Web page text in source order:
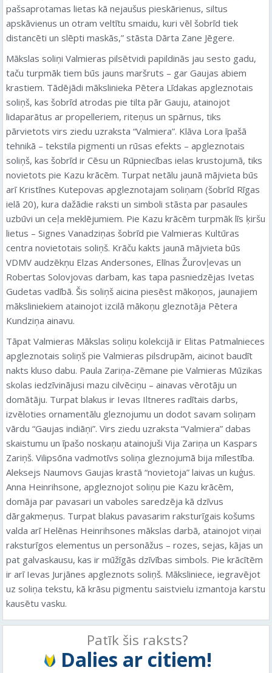
pašsaprotamas lietas kā nejaušus pieskārienus, siltus
apskāvienus un otram veltītu smaidu, kuri vēl šobrīd tiek
distancēti un slēpti maskās,” stāsta Dārta Zane Jēgere.
Mākslas soliņi Valmieras pilsētvidi papildinās jau sesto gadu,
taču turpmāk tiem būs jauns maršruts – gar Gaujas abiem
krastiem. Tādējādi mākslinieka Pētera Līdakas apgleznotais
soliņš, kas šobrīd atrodas pie tilta pār Gauju, atainojot
lidaparātus ar propelleriem, riteņus un spārnus, tiks
pārvietots virs ziedu uzraksta “Valmiera”. Klāva Lora īpašā
tehnikā – tekstila pigmenti un rūsas efekts – apgleznotais
soliņš, kas šobrīd ir Cēsu un Rūpniecības ielas krustojumā, tiks
novietots pie Kazu krācēm. Turpat netālu jaunā mājvieta būs
arī Kristīnes Kutepovas apgleznotajam soliņam (šobrīd Rīgas
ielā 20), kura dažādie raksti un simboli stāsta par pasaules
uzbūvi un ceļa meklējumiem. Pie Kazu krācēm turpmāk līs ķiršu
lietus – Signes Vanadziņas šobrīd pie Valmieras Kultūras
centra novietotais soliņš. Krāču kakts jaunā mājvieta būs
VDMV audzēkņu Elzas Andersones, Elīnas Žurovļevas un
Robertas Solovjovas darbam, kas tapa pasniedzējas Ivetas
Gudetas vadībā. Šis soliņš aicina piesēst mākoņos, jaunajiem
māksliniekiem atainojot izcilā mākoņu gleznotāja Pētera
Kundziņa ainavu.
Tāpat Valmieras Mākslas soliņu kolekcijā ir Elitas Patmalnieces
apgleznotais soliņš pie Valmieras pilsdrupām, aicinot baudīt
nakts kluso dabu. Paula Zariņa-Zēmane pie Valmieras Mūzikas
skolas iedzīvinājusi mazu cilvēciņu – ainavas vērotāju un
domātāju. Turpat blakus ir Ievas Iltneres radītais darbs,
izvēloties ornamentālu gleznojumu un dodot savam soliņam
vārdu “Gaujas indiāņi”. Virs ziedu uzraksta “Valmiera” dabas
skaistumu un īpašo noskaņu atainojuši Vija Zariņa un Kaspars
Zariņš. Vilipsōna vadmotīvs soliņa gleznojumā bija mīlestība.
Aleksejs Naumovs Gaujas krastā “novietoja” laivas un kuģus.
Anna Heinrihsone, apgleznojot soliņu pie Kazu krācēm,
domāja par pavasari un vaboles saredzēja kā dzīvus
dārgakmeņus. Turpat blakus pavasarim raksturīgais košums
valda arī Helēnas Heinrihsones mākslas darbā, atainojot viņai
raksturīgos elementus un personāžus – rozes, sejas, kājas un
pat galvaskausu, kas ir mūžīgās dzīvības simbols. Pie krācītēm
ir arī Ievas Jurjānes apgleznots soliņš. Māksliniece, iegravējot
uz soliņa tekstu, kā krāsu pigmentu saistvielu izmantoja karstu
kausētu vasku.
Patīk šis raksts?
Dalies ar citiem!